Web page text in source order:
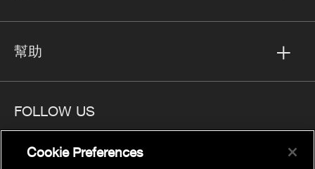
幫助
FOLLOW US
Cookie Preferences